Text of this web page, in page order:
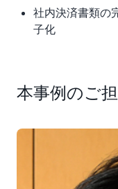
社内決済書類の
子化
本事例のご